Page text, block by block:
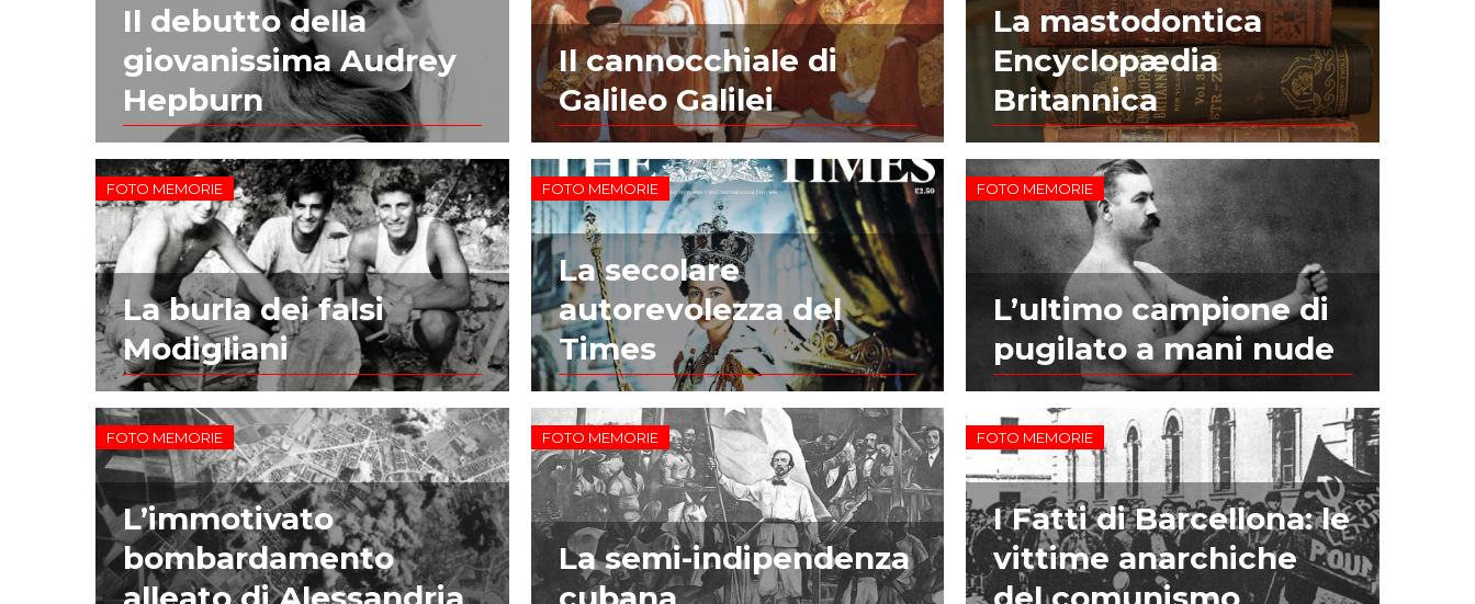
Il debutto della
giovanissima Audrey
Hepburn
Il cannocchiale di
Galileo Galilei
La mastodontica
Encyclopædia
Britannica
FOTO MEMORIE
La burla dei falsi
Modigliani
FOTO MEMORIE
La secolare
autorevolezza del
Times
FOTO MEMORIE
L’ultimo campione di
pugilato a mani nude
FOTO MEMORIE
L’immotivato
bombardamento
FOTO MEMORIE
La semi-indipendenza
FOTO MEMORIE
I Fatti di Barcellona: le
vittime anarchiche